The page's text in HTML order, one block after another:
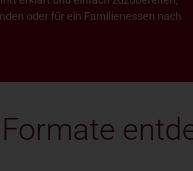
oder für ein Familienessen nach